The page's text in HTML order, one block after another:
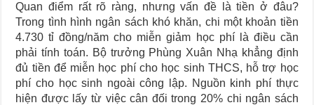
Quan điểm rất rõ ràng, nhưng vấn đề là tiền ở đâu?
Trong tình hình ngân sách khó khăn, chi một khoản tiền
4.730 tỉ đồng/năm cho miễn giảm học phí là điều cần
phải tính toán. Bộ trưởng Phùng Xuân Nhạ khẳng định
đủ tiền để miễn học phí cho học sinh THCS, hỗ trợ học
phí cho học sinh ngoài công lập. Nguồn kinh phí thực
hiện được lấy từ việc cân đối trong 20% chi ngân sách